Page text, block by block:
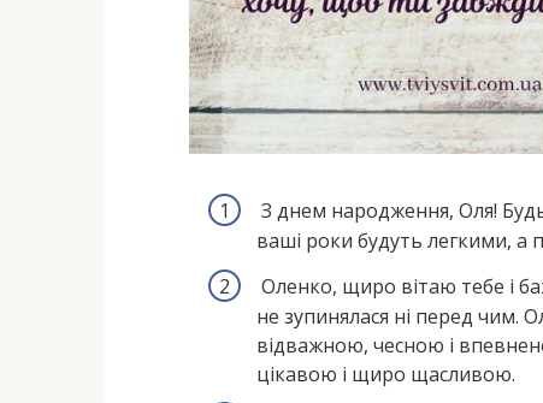
З днем ​​народження, Оля!
ваші роки будуть легкими,
Оленко, щиро вітаю тебе і
не зупинялася ні перед чим.
відважною, чесною і
цікавою і щиро щасливою.